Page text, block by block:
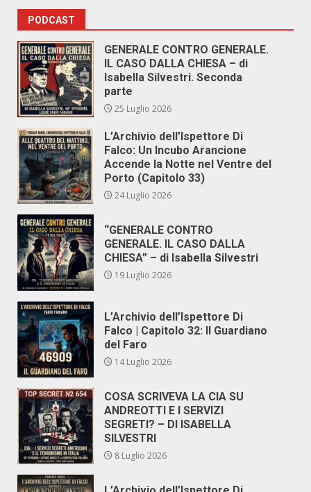
PODCAST
GENERALE CONTRO GENERALE.
IL CASO DALLA CHIESA – di
Isabella Silvestri. Seconda
parte
25 Luglio 2026
L’Archivio dell’Ispettore Di
Falco: Un Incubo Arancione
Accende la Notte nel Ventre del
Porto (Capitolo 33)
24 Luglio 2026
“GENERALE CONTRO
GENERALE. IL CASO DALLA
CHIESA” – di Isabella Silvestri
19 Luglio 2026
L’Archivio dell’Ispettore Di
Falco | Capitolo 32: Il Guardiano
del Faro
14 Luglio 2026
COSA SCRIVEVA LA CIA SU
ANDREOTTI E I SERVIZI
SEGRETI? – DI ISABELLA
SILVESTRI
8 Luglio 2026